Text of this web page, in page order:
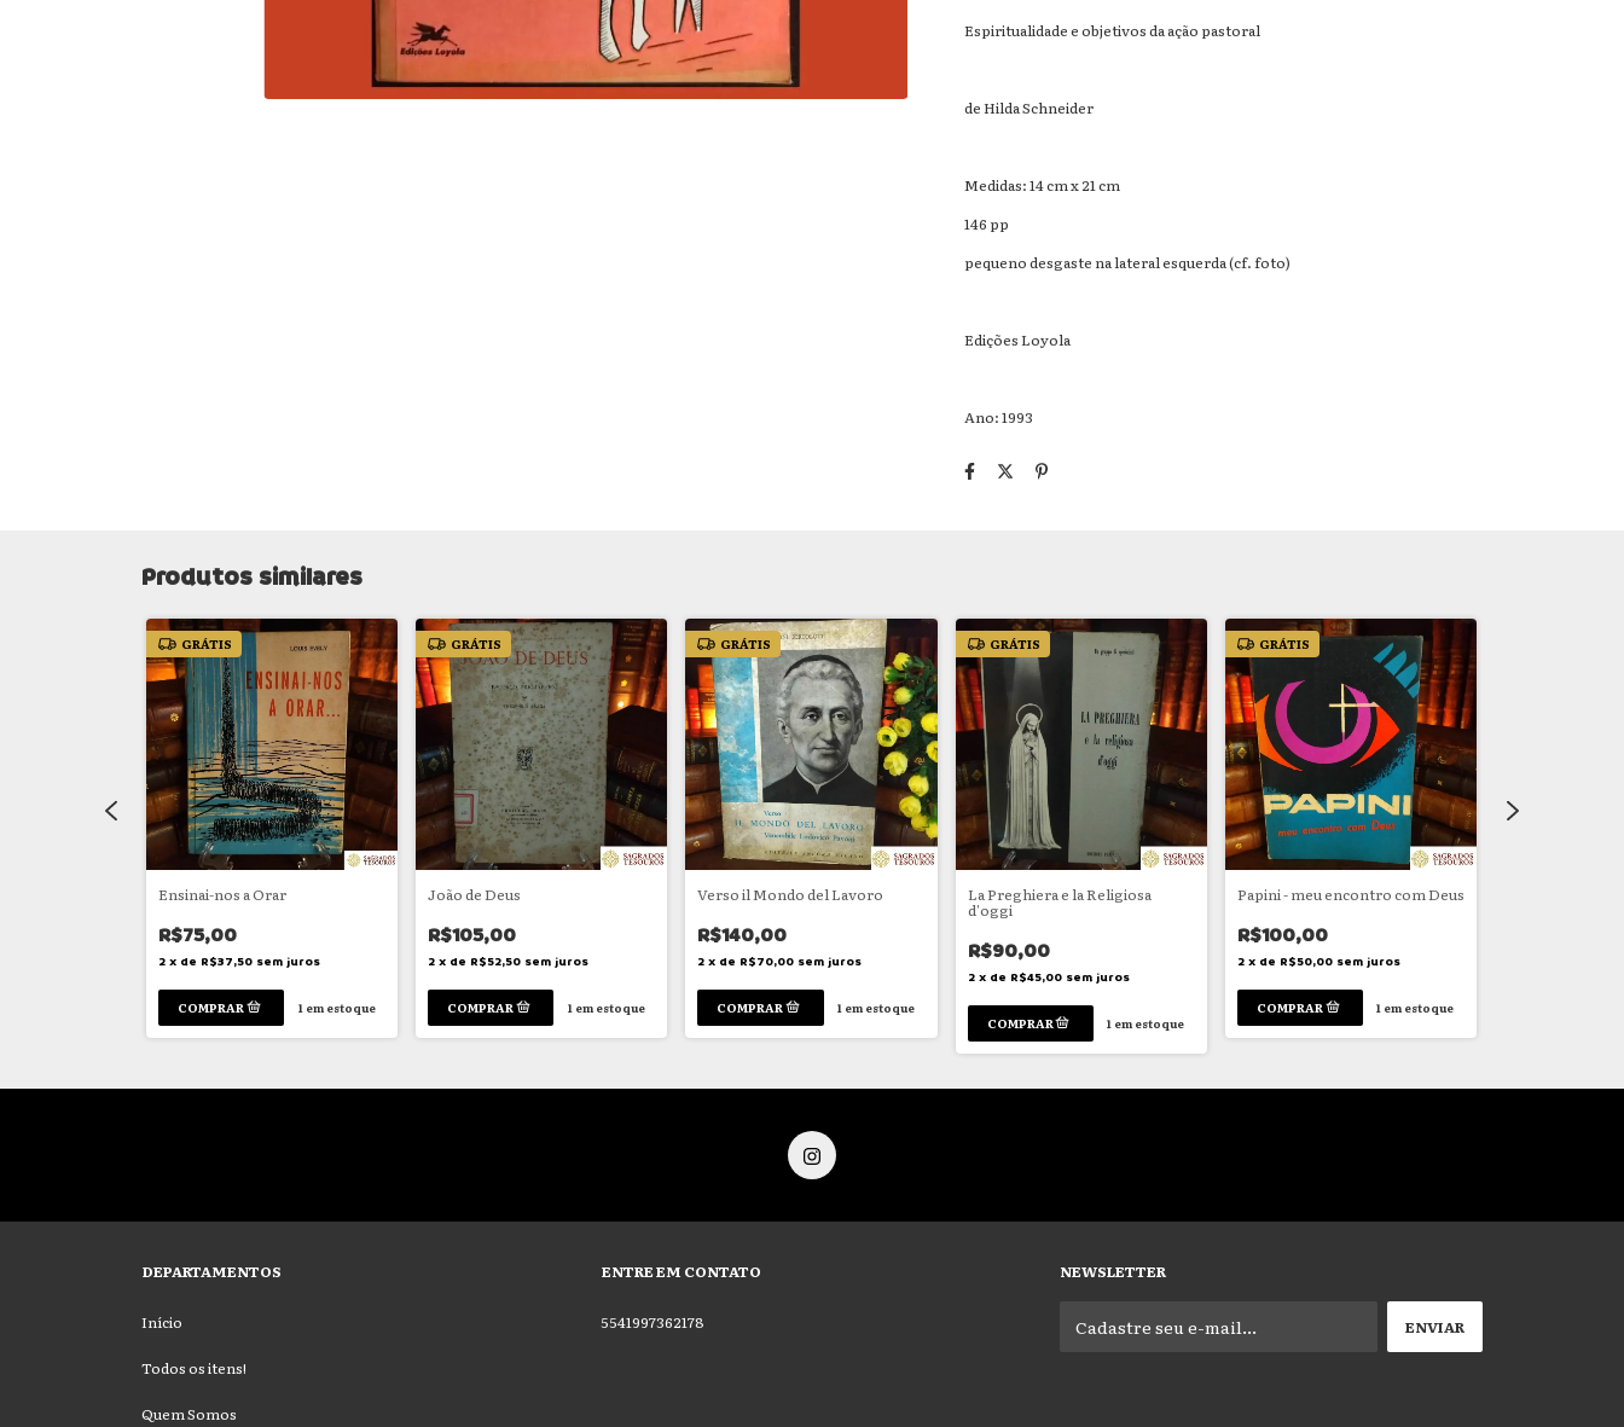
Espiritualidade e objetivos da ação pastoral
de Hilda Schneider
Medidas: 14 cm x 21 cm
146 pp
pequeno desgaste na lateral esquerda (cf. foto)
Edições Loyola
Ano: 1993
Produtos similares
GRÁTIS
Ensinai-nos a Orar
R$75,00
2 x de R$37,50 sem juros
1em estoque
GRÁTIS
João de Deus
R$105,00
2 x de R$52,50 sem juros
1em estoque
GRÁTIS
Verso il Mondo del Lavoro
R$140,00
2 x de R$70,00 sem juros
1 em estoque
GRÁTIS
La Preghiera e la Religiosa
d'oggi
R$90,00
2 x de R$45,00 sem juros
1 em estoque
GRÁTIS
Papini - meu encontro com Deus
R$100,00
2 x de R$50,00 sem juros
1 em estoque
DEPARTAMENTOS
Início
Todos os itens!
Quem Somos
ENTRE EM CONTATO
5541997362178
NEWSLETTER